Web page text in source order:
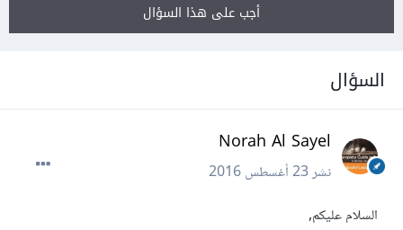
أجب على هذا السؤال
السؤال
Norah Al Sayel
نشر23 أغسطس 2016
السلام عليكم,